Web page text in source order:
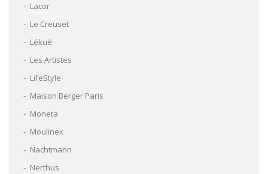
Lacor
Le Creuset
Lékué
Les Artistes
LifeStyle
Maison Berger Paris
Moneta
Moulinex
Nachtmann
Nerthus